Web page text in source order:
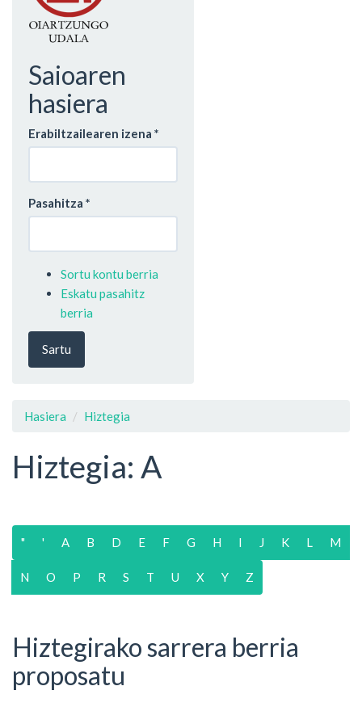
Saioaren
hasiera
Erabiltzailearen izena *
Pasahitza *
Sortu kontu berria
Eskatu pasahitz
berria
Sartu
Hasiera Hiztegia
Hiztegia: A
" ' A B D E F G H I J K L M
N O P R S T U X Y Z
Hiztegirako sarrera berria
proposatu